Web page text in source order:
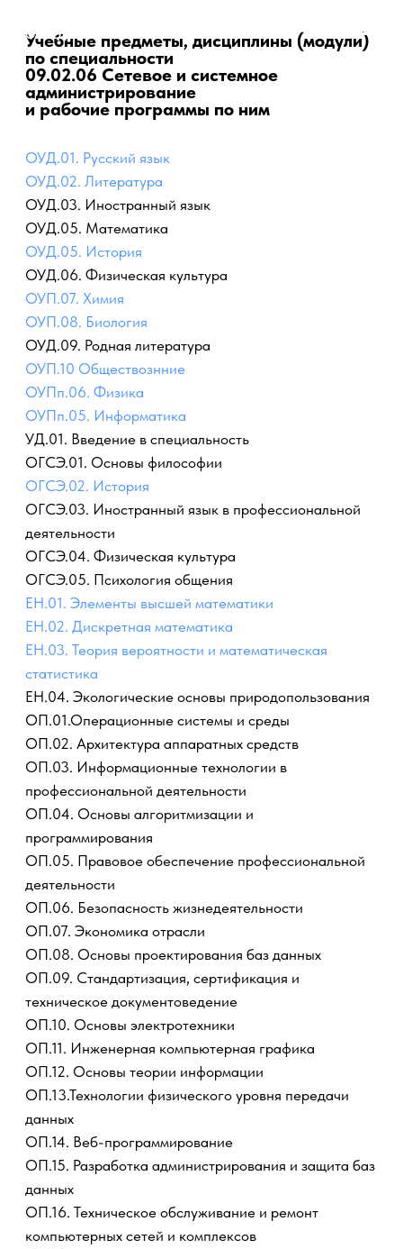
КОЛЛЕДЖ
по специальности
09.02.06 Сетевое и системное
администрирование
и рабочие программы по ним
ОУД.01. Русский язык
ОУД.05. Математика
ОУД.05. История
ОУД.06. Физическая культура
ОУП.07. Химия
ОУП.08. Биология
ОУД.09. Родная литература
ОУП.10 Обществознние
ОУПп.06. Физика
ОУПп.05. Информатика
УД.01. Введение в специальность
ОГСЭ.01. Основы философии
ОГСЭ.02. История
ОГСЭ.03. Иностранный язык в профессиональной
ОГСЭ.04. Физическая культура
ОГСЭ.05. Психология общения
ЕН.01. Элементы высшей математики
ЕН.02. Дискретная математика
ЕН.03. Теория вероятности и математическая
статистика
ЕН.04. Экологические основы природопользования
ОП.01.Операционные системы и среды
ОП.02. Архитектура аппаратных средств
ОП.03. Информационные технологии в
профессиональной деятельности
ОП.04. Основы алгоритмизации и
программирования
деятельности
ОП.06. Безопасность жизнедеятельности
ОП.08. Основы проектирования баз данных
ОП.09. Стандартизация, сертификация и
техническое документоведение
ОП.10. Основы электротехники
ОП.11. Инженерная компьютерная графика
ОП.12. Основы теории информации
ОП.13.Технологии физического уровня передачи
данных
ОП.14. Веб-программирование
данных
ОП.16. Техническое обслуживание и ремонт
компьютерных сетей и комплексов
ОП.17. Технология беспроводных сетей
ОП.18. Основы предпринимательства
ОП.19. Охрана труда
ПМ.01. Выполнение работ по проектированию
УП.01 Учебная практика
ПП.01 Производственная практика
ПМ.02. Организация сетевого администрирования
УП.02 Учебная практика
ПП.02 Производственная практика
ПМ.03. Эксплуатация объектов сетевой
УП.03 Учебная практика
ПП.03 Производственная практика
ПМ.04 разработка программных модулей для
компьютерных систем
УП.04 Учебная практика
оформлению и защите ВКР